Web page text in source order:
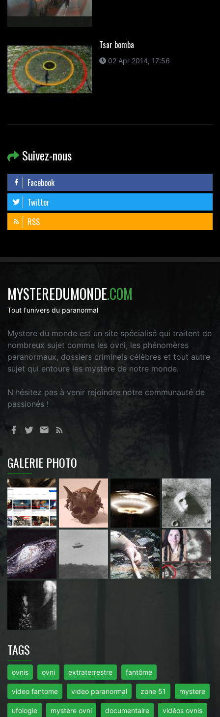
Tsar bomba
02 Apr 2014, 17:56
Suivez-nous
Facebook
Twitter
RSS
MYSTEREDUMONDE.COM
Tout l'univers du paranormal
Mystere du monde est un site spécialisé qui traitent de
nombreux sujet comme les ovni, les phénomères
paranormaux, dossiers criminels célèbres et tout autre
sujet qui entoure les mystère de notre monde.
N'hésitez pas à venir rejoindre notre communauté de
passionés !
GALERIE PHOTO
TAGS
ovnis ovni extraterrestre fantôme
video fantome video paranormal zone 51 mystere
ufologie mystère ovni documentaire vidéos ovnis